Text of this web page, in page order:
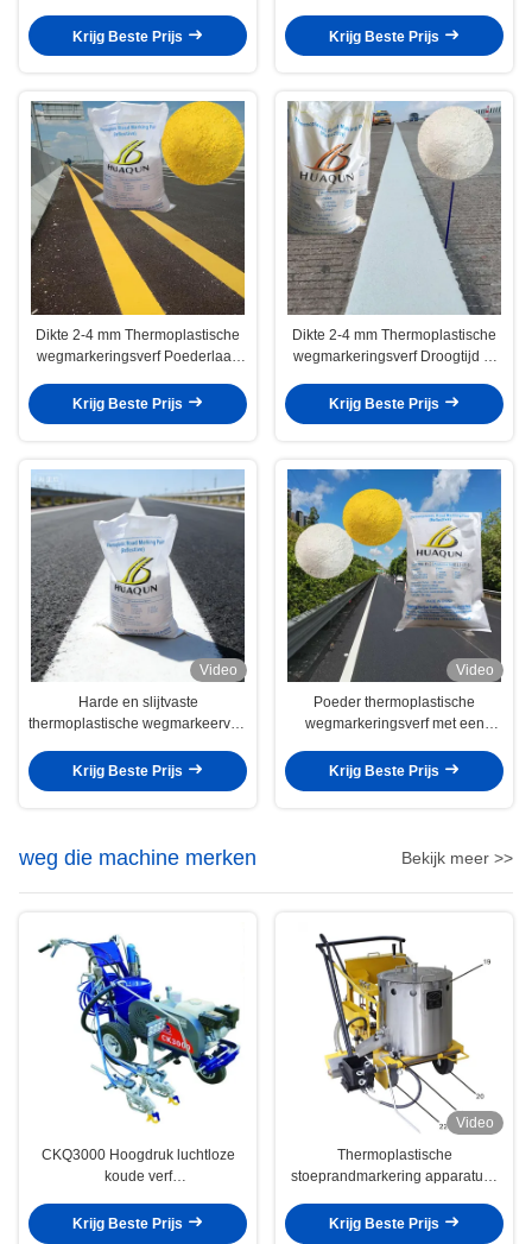
Krijg Beste Prijs
Krijg Beste Prijs
Dikte 2-4 mm Thermoplastische
wegmarkeringsverf Poederlaag
duurzame
Krijg Beste Prijs
Dikte 2-4 mm Thermoplastische
wegmarkeringsverf Droogtijd 5-
Veiligheid Langdurige
Krijg Beste Prijs
Video
Harde en slijtvaste
thermoplastische wegmarkeerverf
droogtijd van 3-10 minuten, wat
zorgt voor duidelijke zichtbare
Krijg Beste Prijs
Video
Poeder thermoplastische
wegmarkeringsverf met een
voor duurzame duidelijke
Krijg Beste Prijs
weg die machine merken Bekijk meer >>
CKQ3000 Hoogdruk luchtloze
koude verf
koude spuitmarkeringsmachine
Krijg Beste Prijs
Video
Thermoplastische
stoeprandmarkering apparatuur,
weglijnmarkering machine
Krijg Beste Prijs